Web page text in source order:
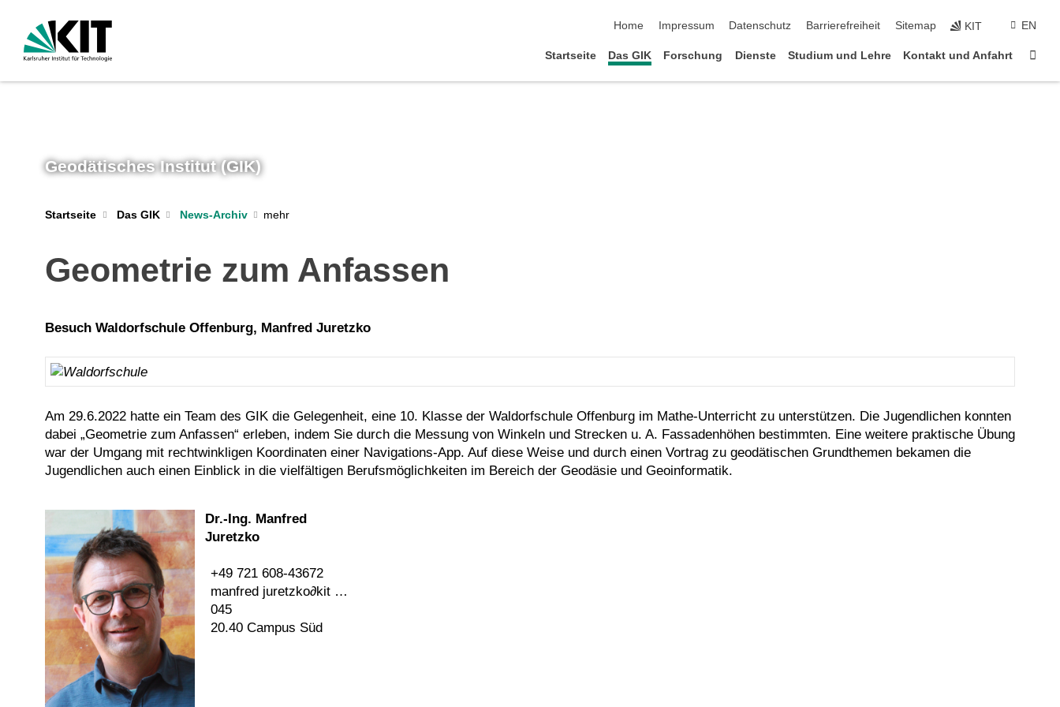
Home
Impressum Datenschutz Barrierefreiheit Sitemap KIT EN
Startseite Das GIK Forschung Dienste Studium und Lehre Kontakt und Anfahrt
Geodätisches Institut (GIK)
Startseite Das GIK News-Archiv
Geometrie zum Anfassen
Besuch Waldorfschule Offenburg, Manfred Juretzko
Am 29.6.2022 hatte ein Team des GIK die Gelegenheit, eine 10. Klasse der Waldorfschule Offenburg im Mathe-Unterricht zu unterstützen. Die Jugendlichen konnten
dabei „Geometrie zum Anfassen“ erleben, indem Sie durch die Messung von Winkeln und Strecken u. A. Fassadenhöhen bestimmten. Eine weitere praktische Übung
war der Umgang mit rechtwinkligen Koordinaten einer Navigations-App. Auf diese Weise und durch einen Vortrag zu geodätischen Grundthemen bekamen die
Jugendlichen auch einen Einblick in die vielfältigen Berufsmöglichkeiten im Bereich der Geodäsie und Geoinformatik.
Dr.-Ing. Manfred
Juretzko
+49 721 608-43672
manfred juretzko∂kit edu
045
20.40 Campus Süd